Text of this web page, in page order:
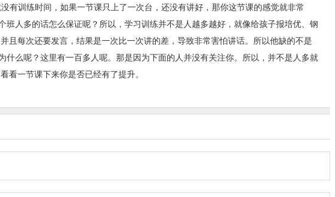
有训练时间，如果一节课只上了一次台，还没有讲好，那你这节课的感觉就非常
人多的话怎么保证呢？所以，学习训练并不是人越多越好，就像给孩子报培优、钢
每次还要发言，结果是一次比一次讲的差，导致非常害怕讲话。所以他缺的不是
么呢？这里有一百多人呢。那是因为下面的人并没有关注你。所以，并不是人多就
看一节课下来你是否已经有了提升。